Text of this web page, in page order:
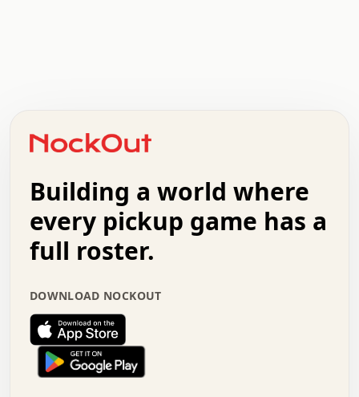
+   .   .   .   .   .   .   .   .   .   +   .   .
.   .   .   .   .   .   .   .   .   .   .   :   .
.   .   .   .   +   .   .   .   .   .   .   .   +
.   :   .   .   .   .   .   .   .   .   o   .   .
.   .   x   .   .   .   .   .   .   :   .   .   o
.   .   .   .   :   .   .   .   .   o   .   .   .
.   .   .   .   .   .   .   :   .   .   .   .   .
.   .   .   .   .   .   .   +   .   .   x   .   .
.   .   .   .   .   :   +   .   .   .   .   .   o
.   .   .   .   .   .   .   .   .   .   .   .   .
.   .   :   o   .   .   .   .   .   .   .   +   .
.   o   .   .   .   .   x   .   .   .   .   .   .
Building a world where
every pickup game has a
full roster.
DOWNLOAD NOCKOUT